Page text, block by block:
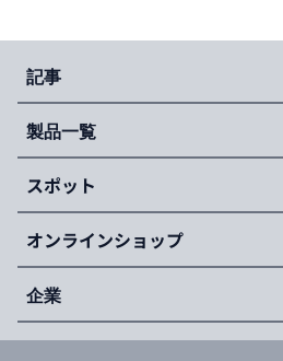
1
20
記事
製品一覧
スポット
オンラインショップ
企業